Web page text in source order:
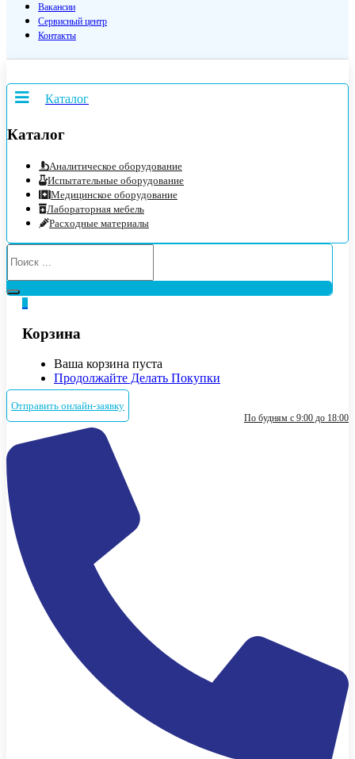
Вакансии
Сервисный центр
Контакты
Каталог
Каталог
Аналитическое оборудование
Испытательные оборудование
Медицинское оборудование
Лабораторная мебель
Расходные материалы
Корзина
Ваша корзина пуста
Продолжайте Делать Покупки
Отправить онлайн-заявку
По будням с 9:00 до 18:00